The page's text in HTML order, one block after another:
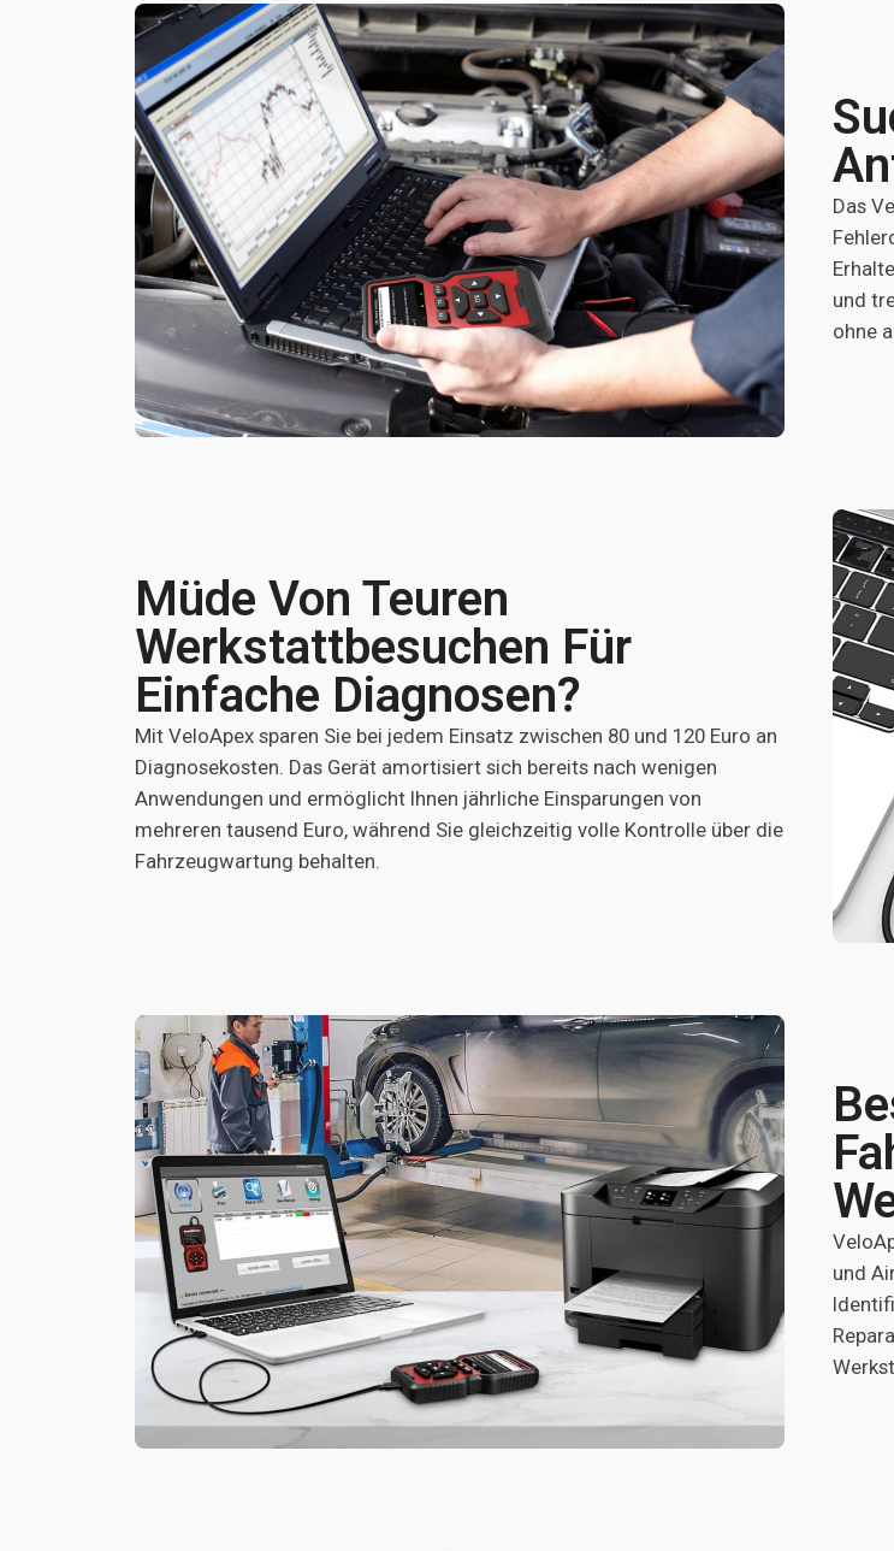
Das
und
ohne
Müde Von Teuren
Werkstattbesuchen Für
Einfache Diagnosen?
Mit VeloApex sparen Sie bei jedem Einsatz zwischen 80 und 120 Euro an
Diagnosekosten. Das Gerät amortisiert sich bereits nach wenigen
Anwendungen und ermöglicht Ihnen jährliche Einsparungen von
mehreren tausend Euro, während Sie gleichzeitig volle Kontrolle über die
Fahrzeugwartung behalten.
und